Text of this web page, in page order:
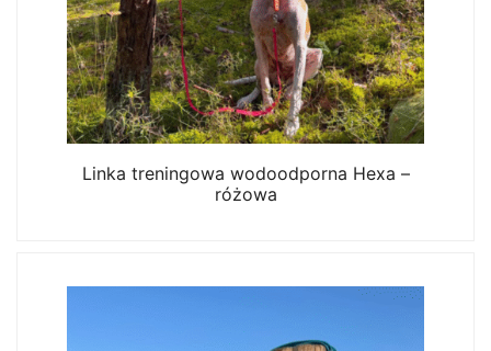
Linka treningowa wodoodporna Hexa –
różowa